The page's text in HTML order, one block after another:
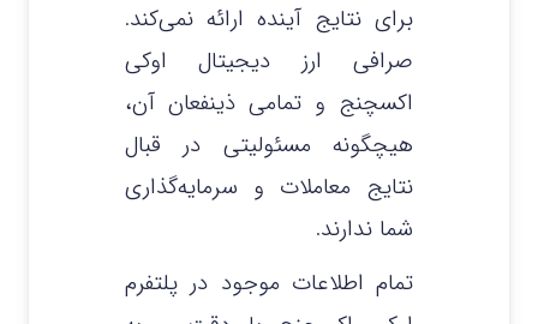
برای نتایج آینده ارائه نمی‌کند.
صرافی ارز دیجیتال اوکی
اکسچنج و تمامی ذینفعان آن،
هیچگونه مسئولیتی در قبال
نتایج معاملات و سرمایه‌گذاری
شما ندارند.
تمام اطلاعات موجود در پلتفرم